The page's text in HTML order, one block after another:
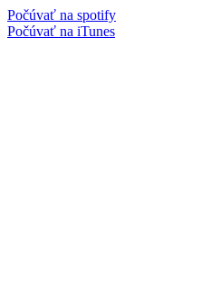
Počúvať na spotify
Počúvať na iTunes